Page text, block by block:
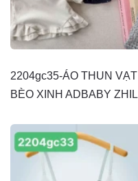
2204gc35-ÁO THUN VẠT
BÈO XINH ADBABY ZHILI